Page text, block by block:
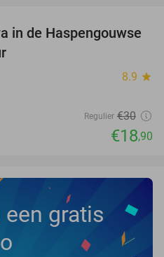
37%
in de Haspengouwse
8.9 star
Regulier €30
€18,90
gratis